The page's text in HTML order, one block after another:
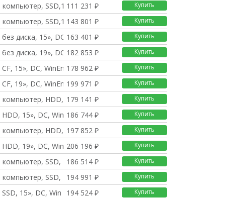
SSD,10»,D111 231 ₽ Купить
SSD,15»,D143 801 ₽ Купить
диска, 15», DC 163 401 ₽ Купить
диска, 19», DC 182 853 ₽ Купить
CF, 15», DC, WinEm178 962 ₽ Купить
CF, 19», DC, WinEm199 971 ₽ Купить
HDD, 15»,179 141 ₽ Купить
HDD, 15», DC, Win 186 744 ₽ Купить
HDD, 19»,197 852 ₽ Купить
HDD, 19», DC, Win 206 196 ₽ Купить
SSD, 15»,186 514 ₽ Купить
SSD, 15»,194 991 ₽ Купить
15», DC, Win 194 524 ₽ Купить